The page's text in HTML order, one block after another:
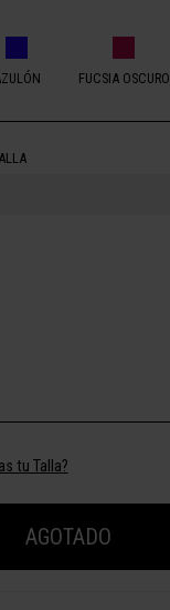
FUCSIA OSCURO
tu Talla?
AGOTADO